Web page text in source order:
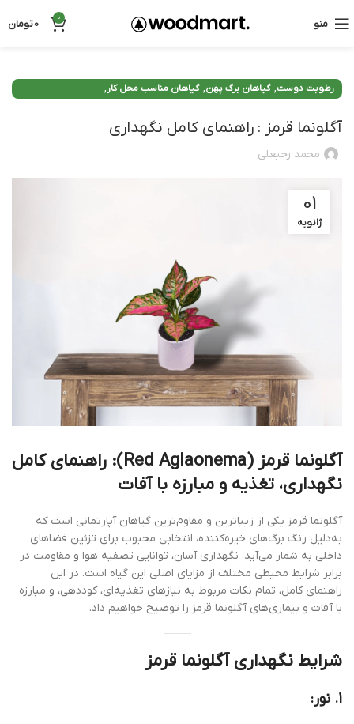
منو 0
0تومان
رطوبت دوست, گیاهان برگ پهن, گیاهان مناسب محل کار ,
آگلونما قرمز : راهنمای کامل نگهداری
محمد رجبعلی
01
ژانویه
آگلونما قرمز (Red Aglaonema): راهنمای کامل
نگهداری، تغذیه و مبارزه با آفات
آگلونما قرمز یکی از زیباترین و مقاوم‌ترین گیاهان آپارتمانی است که
به‌دلیل رنگ برگ‌های خیره‌کننده، انتخابی محبوب برای تزئین فضاهای
داخلی به شمار می‌آید. نگهداری آسان، توانایی تصفیه هوا و مقاومت در
برابر شرایط محیطی مختلف از مزایای اصلی این گیاه است. در این
راهنمای کامل، تمام نکات مربوط به نیازهای تغذیه‌ای، کوددهی، و مبارزه
با آفات و بیماری‌های آگلونما قرمز را توضیح خواهیم داد.
شرایط نگهداری آگلونما قرمز
1. نور: